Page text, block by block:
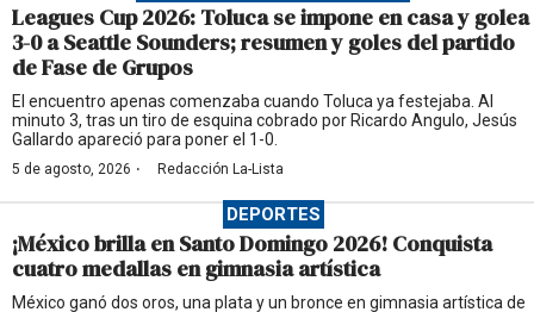
Leagues Cup 2026: Toluca se impone en casa y golea
3-0 a Seattle Sounders; resumen y goles del partido
de Fase de Grupos
El encuentro apenas comenzaba cuando Toluca ya festejaba. Al
minuto 3, tras un tiro de esquina cobrado por Ricardo Angulo, Jesús
Gallardo apareció para poner el 1-0.
5 de agosto, 2026 · Redacción La-Lista
DEPORTES
¡México brilla en Santo Domingo 2026! Conquista
cuatro medallas en gimnasia artística
México ganó dos oros, una plata y un bronce en gimnasia artística de